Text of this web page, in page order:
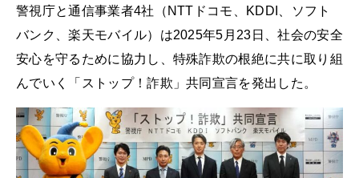
警視庁と通信事業者4社（NTTドコモ、KDDI、ソフト
バンク、楽天モバイル）は2025年5月23日、社会の安全
安心を守るために協力し、特殊詐欺の根絶に共に取り組
んでいく「ストップ！詐欺」共同宣言を発出した。